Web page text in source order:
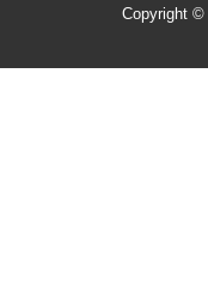
Copyright ©